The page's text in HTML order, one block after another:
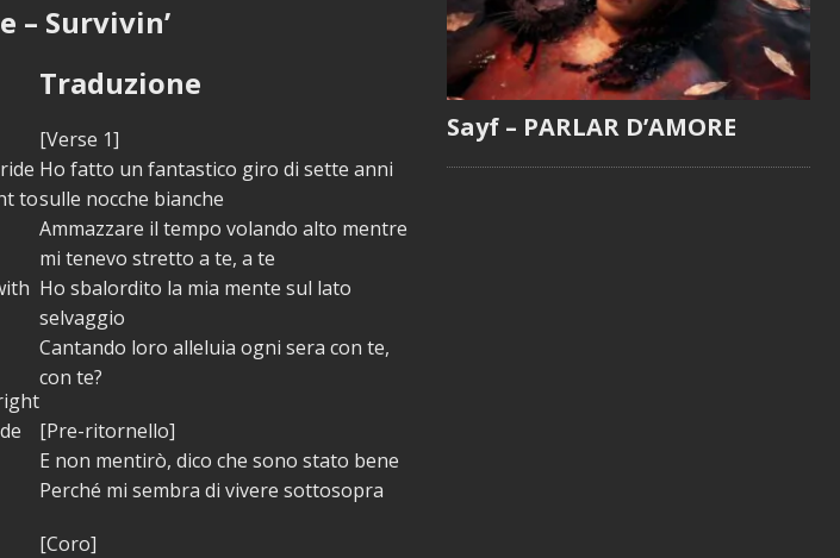
– Survivin’
to
Traduzione
[Verse 1]
Ho fatto un fantastico giro di sette anni
sulle nocche bianche
Ammazzare il tempo volando alto mentre
mi tenevo stretto a te, a te
Ho sbalordito la mia mente sul lato
selvaggio
Cantando loro alleluia ogni sera con te,
con te?
[Pre-ritornello]
E non mentirò, dico che sono stato bene
Perché mi sembra di vivere sottosopra
[Coro]
Sayf – PARLAR D’AMORE